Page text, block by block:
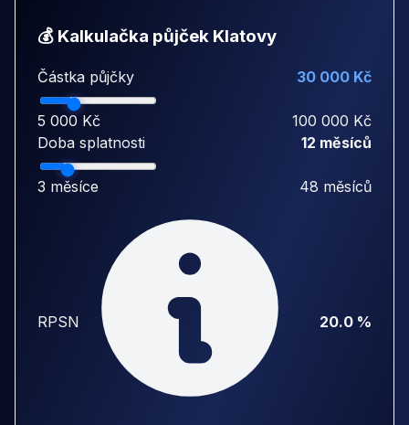
💰 Kalkulačka půjček Klatovy
Částka půjčky 30 000 Kč
5 000 Kč
100 000 Kč
Doba splatnosti
12 měsíců
3 měsíce 48 měsíců
RPSN 20.0 %